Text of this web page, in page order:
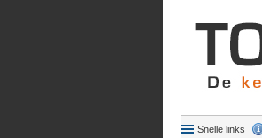
Snelle links